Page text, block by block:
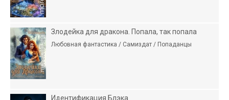
Злодейка для дракона. Попала, так попала
Любовная фантастика / Самиздат / Попаданцы
Идентификация Блэка